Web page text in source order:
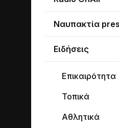
Ναυπακτία
Ειδήσεις
Επικαιρότητα
Τοπικά
Αθλητικά